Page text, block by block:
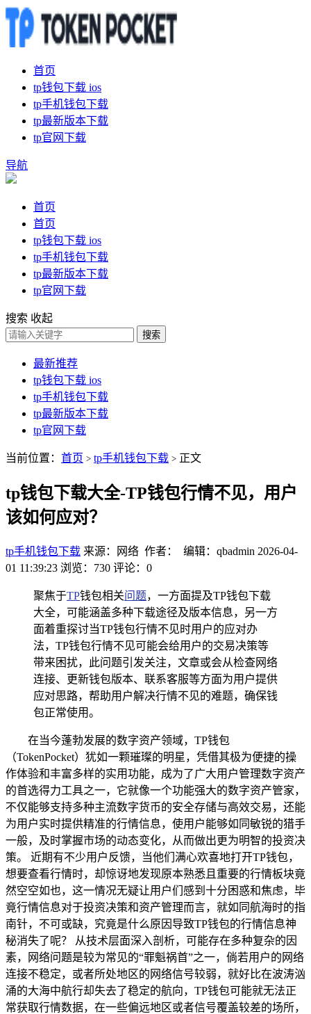
首页
tp钱包下载 ios
tp手机钱包下载
tp最新版本下载
tp官网下载
导航
首页
首页
tp钱包下载 ios
tp手机钱包下载
tp最新版本下载
tp官网下载
搜索 收起
搜索
最新推荐
tp钱包下载 ios
tp手机钱包下载
tp最新版本下载
tp官网下载
当前位置： 首页 > tp手机钱包下载 > 正文
tp钱包下载大全-TP钱包行情不见，用户
该如何应对？
tp手机钱包下载 来源：网络 作者： 编辑：qbadmin 2026-04-
01 11:39:23 浏览：730 评论：0
聚焦于TP钱包相关问题，一方面提及TP钱包下载
大全，可能涵盖多种下载途径及版本信息，另一方
面着重探讨当TP钱包行情不见时用户的应对办
法，TP钱包行情不见可能会给用户的交易决策等
带来困扰，此问题引发关注，文章或会从检查网络
连接、更新钱包版本、联系客服等方面为用户提供
应对思路，帮助用户解决行情不见的难题，确保钱
包正常使用。
在当今蓬勃发展的数字资产领域，TP钱包
（TokenPocket）犹如一颗璀璨的明星，凭借其极为便捷的操
作体验和丰富多样的实用功能，成为了广大用户管理数字资产
的首选得力工具之一，它就像一个功能强大的数字资产管家，
不仅能够支持多种主流数字货币的安全存储与高效交易，还能
为用户实时提供精准的行情信息，使用户能够如同敏锐的猎手
一般，及时掌握市场的动态变化，从而做出更为明智的投资决
策。 近期有不少用户反馈，当他们满心欢喜地打开TP钱包，
想要查看行情时，却惊讶地发现原本熟悉且重要的行情板块竟
然空空如也，这一情况无疑让用户们感到十分困惑和焦虑，毕
竟行情信息对于投资决策和资产管理而言，就如同航海时的指
南针，不可或缺，究竟是什么原因导致TP钱包的行情信息神
秘消失了呢？ 从技术层面深入剖析，可能存在多种复杂的因
素，网络问题是较为常见的“罪魁祸首”之一，倘若用户的网络
连接不稳定，或者所处地区的网络信号较弱，就好比在波涛汹
涌的大海中航行却失去了稳定的航向，TP钱包可能就无法正
常获取行情数据，在一些偏远地区或者信号覆盖较差的场所，